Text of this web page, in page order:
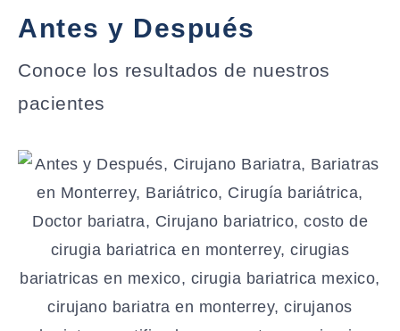
Antes y Después
Conoce los resultados de nuestros
pacientes